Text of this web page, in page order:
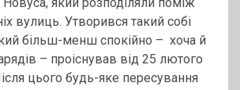
Новуса, який розподіляли поміж
вулиць. Утворився такий собі
більш-менш спокійно – хоча й
– проіснував від 25 лютого
цього будь-яке пересування